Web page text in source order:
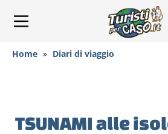
Home » Diari di viaggio
TSUNAMI alle